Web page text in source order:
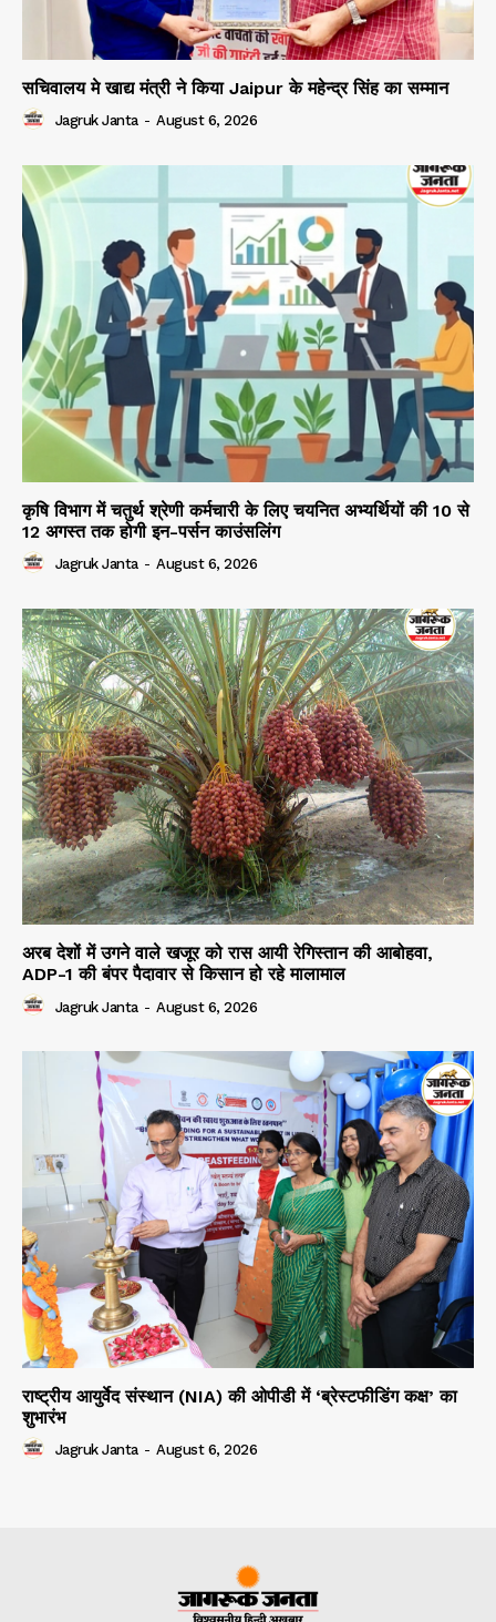
सचिवालय मे खाद्य मंत्री ने किया Jaipur के महेन्द्र सिंह का सम्मान
Jagruk Janta - August 6, 2026
कृषि विभाग में चतुर्थ श्रेणी कर्मचारी के लिए चयनित अभ्यर्थियों की 10 से
12 अगस्त तक होगी इन-पर्सन काउंसलिंग
Jagruk Janta - August 6, 2026
अरब देशों में उगने वाले खजूर को रास आयी रेगिस्तान की आबोहवा,
ADP-1 की बंपर पैदावार से किसान हो रहे मालामाल
Jagruk Janta - August 6, 2026
राष्ट्रीय आयुर्वेद संस्थान (NIA) की ओपीडी में ‘ब्रेस्टफीडिंग कक्ष’ का
शुभारंभ
Jagruk Janta - August 6, 2026